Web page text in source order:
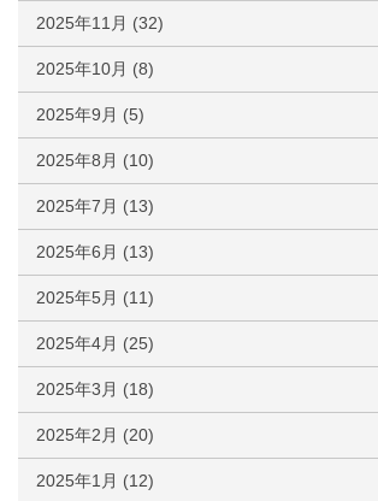
2025年11月 (32)
2025年10月 (8)
2025年9月 (5)
2025年8月 (10)
2025年7月 (13)
2025年6月 (13)
2025年5月 (11)
2025年4月 (25)
2025年3月 (18)
2025年2月 (20)
2025年1月 (12)